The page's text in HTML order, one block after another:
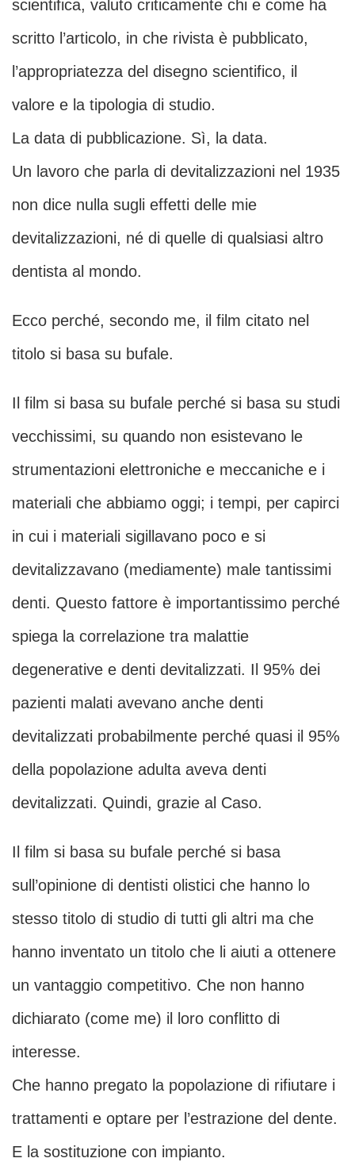
scientifica, valuto criticamente chi e come ha
scritto l’articolo, in che rivista è pubblicato,
l’appropriatezza del disegno scientifico, il
valore e la tipologia di studio.
La data di pubblicazione. Sì, la data.
Un lavoro che parla di devitalizzazioni nel 1935
non dice nulla sugli effetti delle mie
devitalizzazioni, né di quelle di qualsiasi altro
dentista al mondo.
Ecco perché, secondo me, il film citato nel
titolo si basa su bufale.
Il film si basa su bufale perché si basa su studi
vecchissimi, su quando non esistevano le
strumentazioni elettroniche e meccaniche e i
materiali che abbiamo oggi; i tempi, per capirci
in cui i materiali sigillavano poco e si
devitalizzavano (mediamente) male tantissimi
denti. Questo fattore è importantissimo perché
spiega la correlazione tra malattie
degenerative e denti devitalizzati. Il 95% dei
pazienti malati avevano anche denti
devitalizzati probabilmente perché quasi il 95%
della popolazione adulta aveva denti
devitalizzati. Quindi, grazie al Caso.
Il film si basa su bufale perché si basa
sull’opinione di dentisti olistici che hanno lo
stesso titolo di studio di tutti gli altri ma che
hanno inventato un titolo che li aiuti a ottenere
un vantaggio competitivo. Che non hanno
dichiarato (come me) il loro conflitto di
interesse.
Che hanno pregato la popolazione di rifiutare i
trattamenti e optare per l’estrazione del dente.
E la sostituzione con impianto.